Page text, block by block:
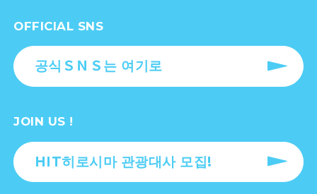
OFFICIAL SNS
공식ＳＮＳ는 여기로
JOIN US !
HIT히로시마 관광대사 모집!